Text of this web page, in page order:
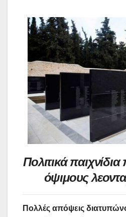
Πολιτικά
όψιμους
Πολλές απόψεις